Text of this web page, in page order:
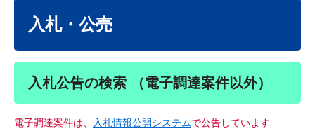
入札・公売
入札公告の検索 （電子調達案件以外）
電子調達案件は、 入札情報公開システムで公告しています